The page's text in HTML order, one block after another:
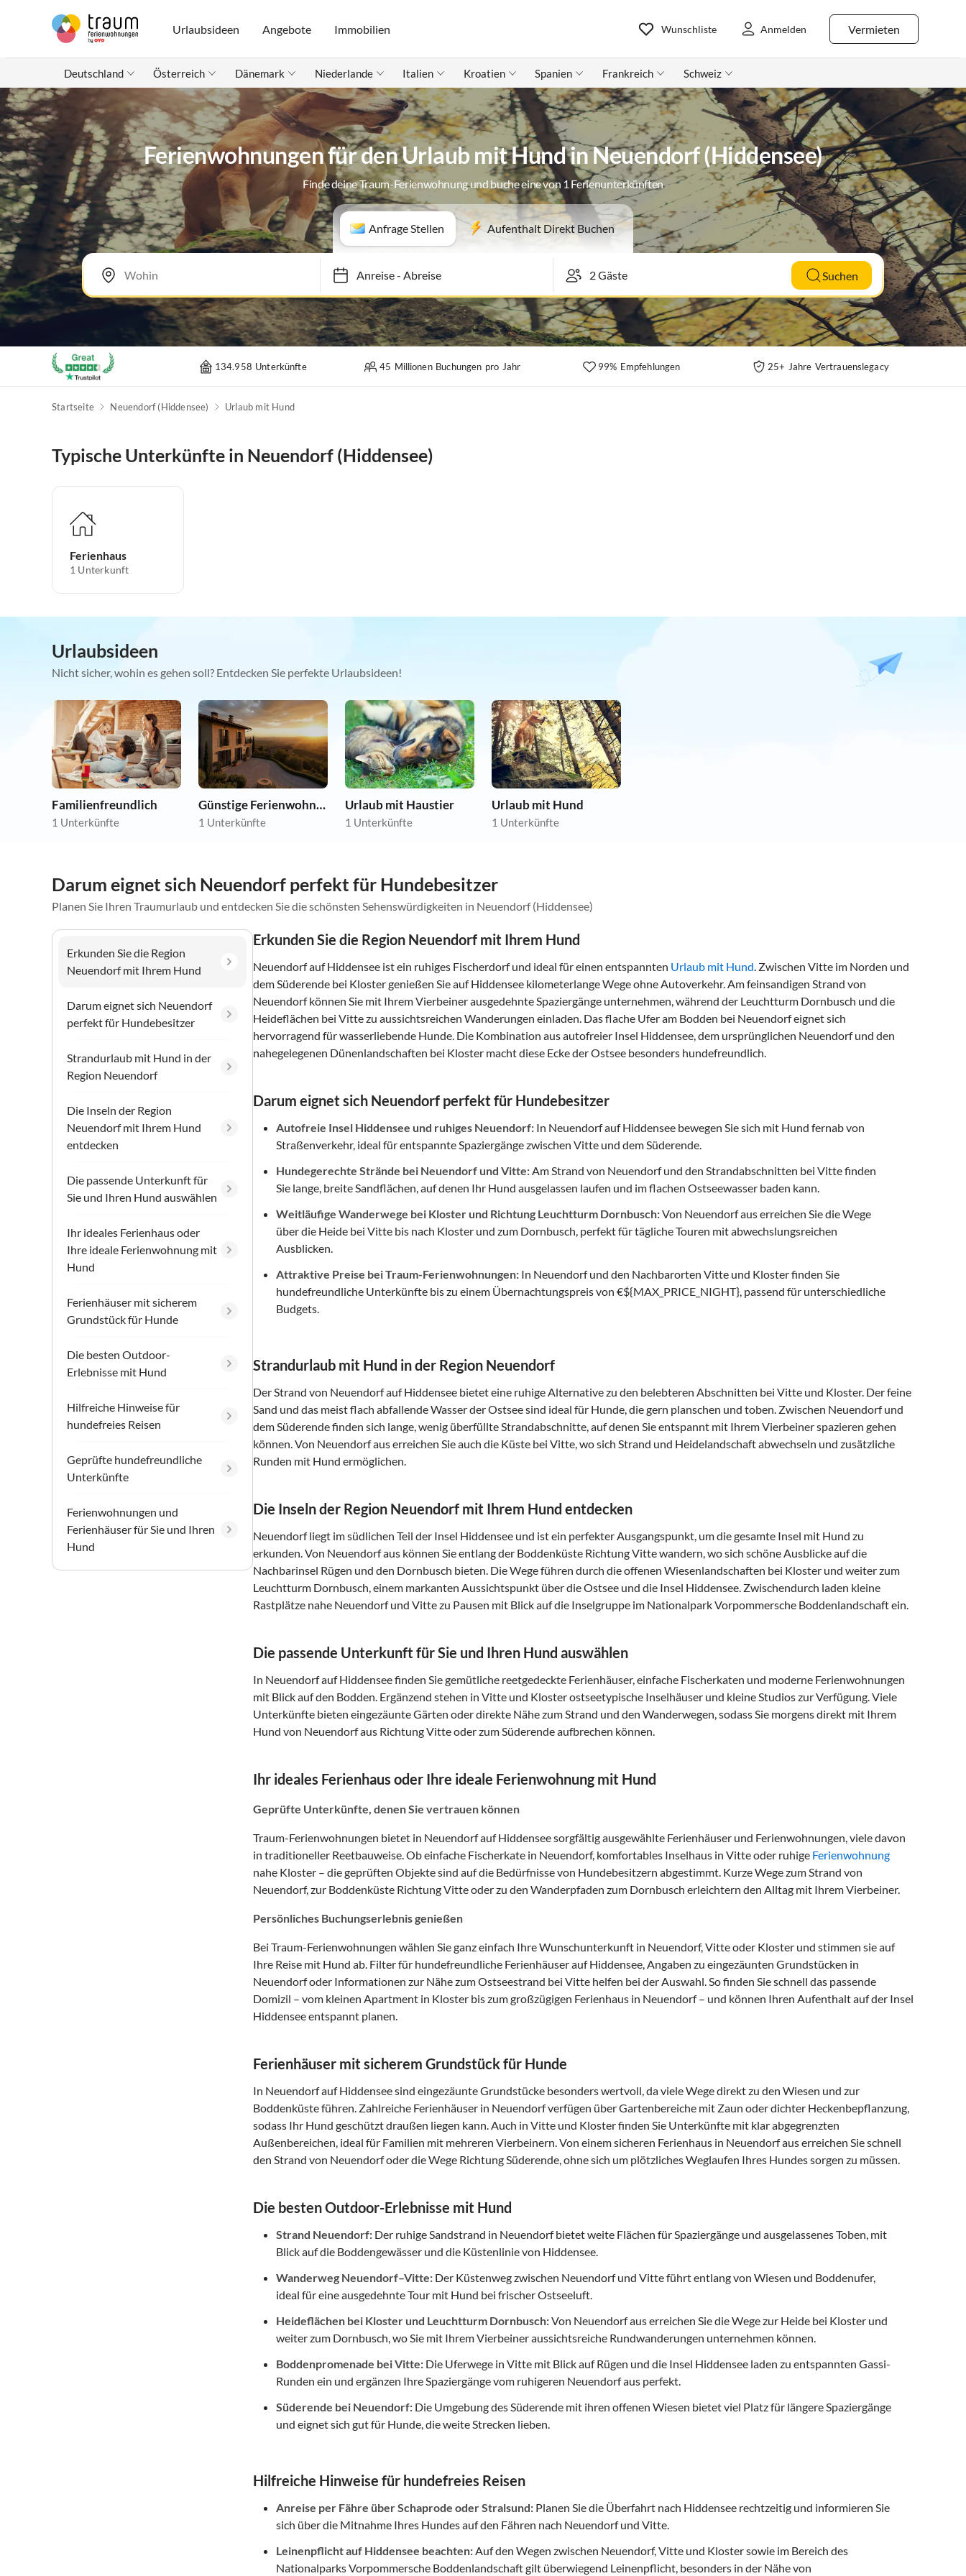
Urlaubsideen Angebote Immobilien Vermieten
Wunschliste Anmelden
Deutschland Österreich Dänemark Niederlande Italien Kroatien Spanien Frankreich Schweiz
Ferienwohnungen für den Urlaub mit Hund in Neuendorf (Hiddensee)
Finde deine Traum-Ferienwohnung und buche eine von 1 Ferienunterkünften
Anfrage Stellen Aufenthalt Direkt Buchen
Anreise-Abreise Suchen
134.958 Unterkünfte 45 Millionen Buchungen pro Jahr 99% Empfehlungen 25+ Jahre Vertrauenslegacy
Startseite Neuendorf (Hiddensee) Urlaub mit Hund
Typische Unterkünfte in Neuendorf (Hiddensee)
Ferienhaus
1 Unterkunft
Urlaubsideen
Nicht sicher, wohin es gehen soll? Entdecken Sie perfekte Urlaubsideen!
Familienfreundlich
1 Unterkünfte
Günstige Ferienwohnungen
1 Unterkünfte
Urlaub mit Haustier
1 Unterkünfte
Urlaub mit Hund
1 Unterkünfte
Darum eignet sich Neuendorf perfekt für Hundebesitzer
Planen Sie Ihren Traumurlaub und entdecken Sie die schönsten Sehenswürdigkeiten in Neuendorf (Hiddensee)
Erkunden Sie die Region
Neuendorf mit Ihrem Hund
Darum eignet sich Neuendorf
perfekt für Hundebesitzer
Strandurlaub mit Hund in der
Region Neuendorf
Die Inseln der Region
Neuendorf mit Ihrem Hund
entdecken
Die passende Unterkunft für
Sie und Ihren Hund auswählen
Ihr ideales Ferienhaus oder
Ihre ideale Ferienwohnung mit
Hund
Ferienhäuser mit sicherem
Grundstück für Hunde
Die besten Outdoor-
Erlebnisse mit Hund
Hilfreiche Hinweise für
hundefreies Reisen
Geprüfte hundefreundliche
Unterkünfte
Ferienwohnungen und
Ferienhäuser für Sie und Ihren
Hund
Erkunden Sie die Region Neuendorf mit Ihrem Hund
Neuendorf auf Hiddensee ist ein ruhiges Fischerdorf und ideal für einen entspannten Urlaub mit Hund. Zwischen Vitte im Norden und
dem Süderende bei Kloster genießen Sie auf Hiddensee kilometerlange Wege ohne Autoverkehr. Am feinsandigen Strand von
Neuendorf können Sie mit Ihrem Vierbeiner ausgedehnte Spaziergänge unternehmen, während der Leuchtturm Dornbusch und die
Heideflächen bei Vitte zu aussichtsreichen Wanderungen einladen. Das flache Ufer am Bodden bei Neuendorf eignet sich
hervorragend für wasserliebende Hunde. Die Kombination aus autofreier Insel Hiddensee, dem ursprünglichen Neuendorf und den
nahegelegenen Dünenlandschaften bei Kloster macht diese Ecke der Ostsee besonders hundefreundlich.
Darum eignet sich Neuendorf perfekt für Hundebesitzer
Autofreie Insel Hiddensee und ruhiges Neuendorf: In Neuendorf auf Hiddensee bewegen Sie sich mit Hund fernab von
Straßenverkehr, ideal für entspannte Spaziergänge zwischen Vitte und dem Süderende.
Hundegerechte Strände bei Neuendorf und Vitte:Am Strand von Neuendorf und den Strandabschnitten bei Vitte finden
Sie lange, breite Sandflächen, auf denen Ihr Hund ausgelassen laufen und im flachen Ostseewasser baden kann.
Weitläufige Wanderwege bei Kloster und Richtung Leuchtturm Dornbusch:Von Neuendorf aus erreichen Sie die Wege
über die Heide bei Vitte bis nach Kloster und zum Dornbusch, perfekt für tägliche Touren mit abwechslungsreichen
Ausblicken.
Attraktive Preise bei Traum-Ferienwohnungen: In Neuendorf und den Nachbarorten Vitte und Kloster finden Sie
hundefreundliche Unterkünfte bis zu einem Übernachtungspreis von €${MAX_PRICE_NIGHT}, passend für unterschiedliche
Budgets.
Strandurlaub mit Hund in der Region Neuendorf
Der Strand von Neuendorf auf Hiddensee bietet eine ruhige Alternative zu den belebteren Abschnitten bei Vitte und Kloster. Der feine
Sand und das meist flach abfallende Wasser der Ostsee sind ideal für Hunde, die gern planschen und toben. Zwischen Neuendorf und
dem Süderende finden sich lange, wenig überfüllte Strandabschnitte, auf denen Sie entspannt mit Ihrem Vierbeiner spazieren gehen
können. Von Neuendorf aus erreichen Sie auch die Küste bei Vitte, wo sich Strand und Heidelandschaft abwechseln und zusätzliche
Runden mit Hund ermöglichen.
Die Inseln der Region Neuendorf mit Ihrem Hund entdecken
Neuendorf liegt im südlichen Teil der Insel Hiddensee und ist ein perfekter Ausgangspunkt, um die gesamte Insel mit Hund zu
erkunden. Von Neuendorf aus können Sie entlang der Boddenküste Richtung Vitte wandern, wo sich schöne Ausblicke auf die
Nachbarinsel Rügen und den Dornbusch bieten. Die Wege führen durch die offenen Wiesenlandschaften bei Kloster und weiter zum
Leuchtturm Dornbusch, einem markanten Aussichtspunkt über die Ostsee und die Insel Hiddensee. Zwischendurch laden kleine
Rastplätze nahe Neuendorf und Vitte zu Pausen mit Blick auf die Inselgruppe im Nationalpark Vorpommersche Boddenlandschaft ein.
Die passende Unterkunft für Sie und Ihren Hund auswählen
In Neuendorf auf Hiddensee finden Sie gemütliche reetgedeckte Ferienhäuser, einfache Fischerkaten und moderne Ferienwohnungen
mit Blick auf den Bodden. Ergänzend stehen in Vitte und Kloster ostseetypische Inselhäuser und kleine Studios zur Verfügung. Viele
Unterkünfte bieten eingezäunte Gärten oder direkte Nähe zum Strand und den Wanderwegen, sodass Sie morgens direkt mit Ihrem
Hund von Neuendorf aus Richtung Vitte oder zum Süderende aufbrechen können.
Ihr ideales Ferienhaus oder Ihre ideale Ferienwohnung mit Hund
Geprüfte Unterkünfte, denen Sie vertrauen können
Traum-Ferienwohnungen bietet in Neuendorf auf Hiddensee sorgfältig ausgewählte Ferienhäuser und Ferienwohnungen, viele davon
in traditioneller Reetbauweise. Ob einfache Fischerkate in Neuendorf, komfortables Inselhaus in Vitte oder ruhige Ferienwohnung
nahe Kloster – die geprüften Objekte sind auf die Bedürfnisse von Hundebesitzern abgestimmt. Kurze Wege zum Strand von
Neuendorf, zur Boddenküste Richtung Vitte oder zu den Wanderpfaden zum Dornbusch erleichtern den Alltag mit Ihrem Vierbeiner.
Persönliches Buchungserlebnis genießen
Bei Traum-Ferienwohnungen wählen Sie ganz einfach Ihre Wunschunterkunft in Neuendorf, Vitte oder Kloster und stimmen sie auf
Ihre Reise mit Hund ab. Filter für hundefreundliche Ferienhäuser auf Hiddensee, Angaben zu eingezäunten Grundstücken in
Neuendorf oder Informationen zur Nähe zum Ostseestrand bei Vitte helfen bei der Auswahl. So finden Sie schnell das passende
Domizil – vom kleinen Apartment in Kloster bis zum großzügigen Ferienhaus in Neuendorf – und können Ihren Aufenthalt auf der Insel
Hiddensee entspannt planen.
Ferienhäuser mit sicherem Grundstück für Hunde
In Neuendorf auf Hiddensee sind eingezäunte Grundstücke besonders wertvoll, da viele Wege direkt zu den Wiesen und zur
Boddenküste führen. Zahlreiche Ferienhäuser in Neuendorf verfügen über Gartenbereiche mit Zaun oder dichter Heckenbepflanzung,
sodass Ihr Hund geschützt draußen liegen kann. Auch in Vitte und Kloster finden Sie Unterkünfte mit klar abgegrenzten
Außenbereichen, ideal für Familien mit mehreren Vierbeinern. Von einem sicheren Ferienhaus in Neuendorf aus erreichen Sie schnell
den Strand von Neuendorf oder die Wege Richtung Süderende, ohne sich um plötzliches Weglaufen Ihres Hundes sorgen zu müssen.
Die besten Outdoor-Erlebnisse mit Hund
Strand Neuendorf: Der ruhige Sandstrand in Neuendorf bietet weite Flächen für Spaziergänge und ausgelassenes Toben, mit
Blick auf die Boddengewässer und die Küstenlinie von Hiddensee.
Wanderweg Neuendorf–Vitte: Der Küstenweg zwischen Neuendorf und Vitte führt entlang von Wiesen und Boddenufer,
ideal für eine ausgedehnte Tour mit Hund bei frischer Ostseeluft.
Heideflächen bei Kloster und Leuchtturm Dornbusch:Von Neuendorf aus erreichen Sie die Wege zur Heide bei Kloster und
weiter zum Dornbusch, wo Sie mit Ihrem Vierbeiner aussichtsreiche Rundwanderungen unternehmen können.
Boddenpromenade bei Vitte: Die Uferwege in Vitte mit Blick auf Rügen und die Insel Hiddensee laden zu entspannten Gassi-
Runden ein und ergänzen Ihre Spaziergänge vom ruhigeren Neuendorf aus perfekt.
Süderende bei Neuendorf: Die Umgebung des Süderende mit ihren offenen Wiesen bietet viel Platz für längere Spaziergänge
und eignet sich gut für Hunde, die weite Strecken lieben.
Hilfreiche Hinweise für hundefreies Reisen
Anreise per Fähre über Schaprode oder Stralsund: Planen Sie die Überfahrt nach Hiddensee rechtzeitig und informieren Sie
sich über die Mitnahme Ihres Hundes auf den Fähren nach Neuendorf und Vitte.
Leinenpflicht auf Hiddensee beachten:Auf den Wegen zwischen Neuendorf, Vitte und Kloster sowie im Bereich des
Nationalparks Vorpommersche Boddenlandschaft gilt überwiegend Leinenpflicht, besonders in der Nähe von